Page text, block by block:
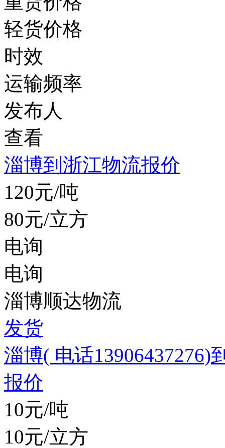
轻货价格
时效
运输频率
发布人
查看
淄博到浙江物流报价
120元/吨
80元/立方
电询
电询
淄博顺达物流
发货
淄博( 电话13906437276)
报价
10元/吨
10元/立方